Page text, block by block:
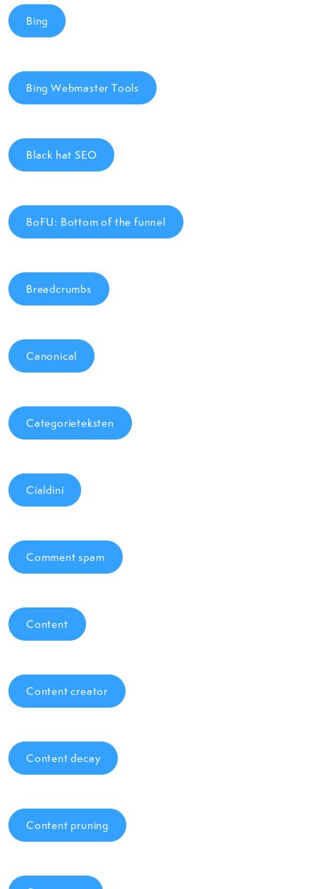
Bing
Bing Webmaster Tools
Black hat SEO
BoFU: Bottom of the funnel
Breadcrumbs
Canonical
Categorieteksten
Cialdini
Comment spam
Content
Content creator
Content decay
Content pruning